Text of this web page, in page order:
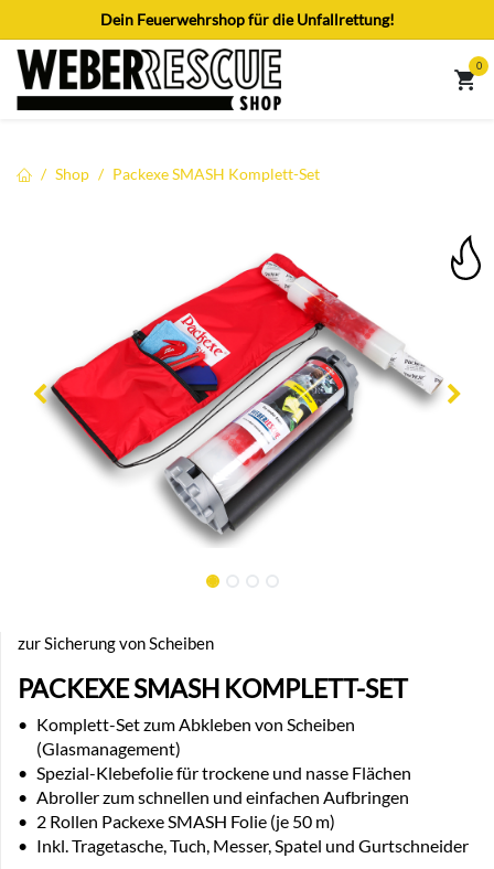
Zum Inhalt springenDein Feuerwehrshop für die Unfallrettung!
0
Shop Packexe SMASH Komplett-Set
zur Sicherung von Scheiben
PACKEXE SMASH KOMPLETT-SET
• Komplett-Set zum Abkleben von Scheiben
(Glasmanagement)
• Spezial-Klebefolie für trockene und nasse Flächen
• Abroller zum schnellen und einfachen Aufbringen
• 2 Rollen Packexe SMASH Folie (je 50 m)
• Inkl. Tragetasche, Tuch, Messer, Spatel und Gurtschneider